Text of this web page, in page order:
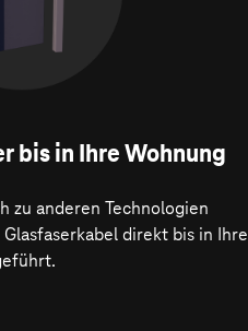
bis in Ihre Wohnung
zu anderen Technologien
direkt bis in Ihre